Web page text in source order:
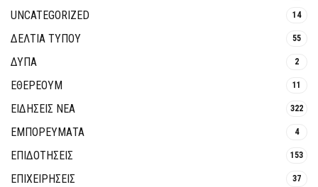
UNCATEGORIZED 14
ΔΕΛΤΙΑ ΤΥΠΟΥ 55
ΔΥΠΑ 2
ΕΘΈΡΕΟΥΜ 11
ΕΙΔΗΣΕΙΣ ΝΕΑ 322
ΕΜΠΟΡΕΥΜΑΤΑ 4
ΕΠΙΔΟΤΗΣΕΙΣ 153
ΕΠΙΧΕΙΡΗΣΕΙΣ 37